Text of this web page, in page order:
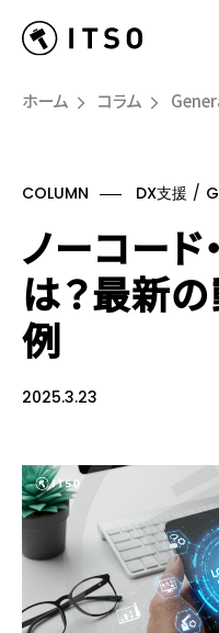
ホーム コラム
COLUMN DX支援
ノーコード
は？最新
例
2025.3.23